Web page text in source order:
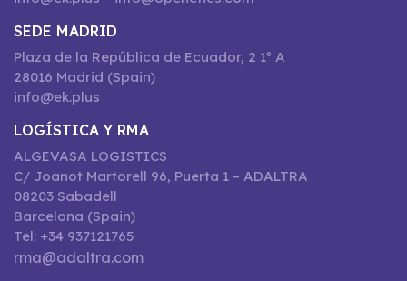
SEDE MADRID
Plaza de la República de Ecuador, 2 1º A
28016 Madrid (Spain)
info@ek.plus
LOGÍSTICA Y RMA
ALGEVASA LOGISTICS
C/ Joanot Martorell 96, Puerta 1 – ADALTRA
08203 Sabadell
Barcelona (Spain)
Tel: +34 937121765
rma@adaltra.com